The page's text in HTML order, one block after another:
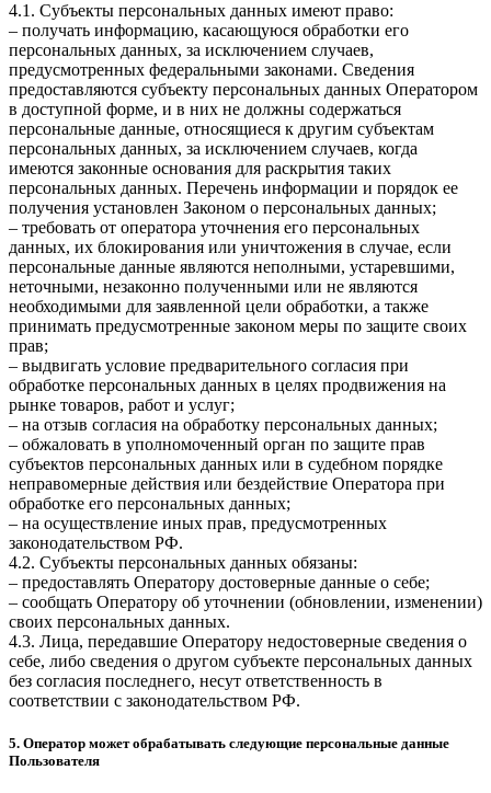
4.1. Субъекты персональных данных имеют право:
– получать информацию, касающуюся обработки его
персональных данных, за исключением случаев,
предусмотренных федеральными законами. Сведения
предоставляются субъекту персональных данных Оператором
в доступной форме, и в них не должны содержаться
персональные данные, относящиеся к другим субъектам
персональных данных, за исключением случаев, когда
имеются законные основания для раскрытия таких
персональных данных. Перечень информации и порядок ее
получения установлен Законом о персональных данных;
– требовать от оператора уточнения его персональных
данных, их блокирования или уничтожения в случае, если
персональные данные являются неполными, устаревшими,
неточными, незаконно полученными или не являются
необходимыми для заявленной цели обработки, а также
принимать предусмотренные законом меры по защите своих
прав;
– выдвигать условие предварительного согласия при
обработке персональных данных в целях продвижения на
рынке товаров, работ и услуг;
– на отзыв согласия на обработку персональных данных;
– обжаловать в уполномоченный орган по защите прав
субъектов персональных данных или в судебном порядке
неправомерные действия или бездействие Оператора при
обработке его персональных данных;
– на осуществление иных прав, предусмотренных
законодательством РФ.
4.2. Субъекты персональных данных обязаны:
– предоставлять Оператору достоверные данные о себе;
– сообщать Оператору об уточнении (обновлении, изменении)
своих персональных данных.
4.3. Лица, передавшие Оператору недостоверные сведения о
себе, либо сведения о другом субъекте персональных данных
без согласия последнего, несут ответственность в
соответствии с законодательством РФ.
5. Оператор может обрабатывать следующие персональные данные
Пользователя